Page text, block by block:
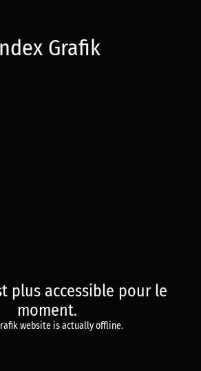
Grafik
plus accessible pour le
moment.
website is actually offline.